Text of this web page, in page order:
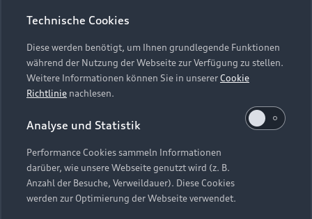
Online-Terminvereinbarung
Servicekontakt
Vertrag widerrufen
Investor Relations
Presse & Media Center
Datenschutz
Audi erleben
Newsletter
Impressum Rechtliches
Hinweisgebersystem
Datenschutzinformation
Cookie-Einstellungen
Cookie-Richtlinie
Barrierefreiheit
Hinweis: Die aktuelle Darstellung und Anordnung der
Embleme am Fahrzeug bei allen Abbildungen auf dieser
Webseite kann abweichen.
Technische Cookies
Diese werden benötigt, um Ihnen grundlegende Funktionen
während der Nutzung der Webseite zur Verfügung zu stellen.
Weitere Informationen können Sie in unsererCookie
Richtlinie nachlesen.
Analyse und Statistik
Performance Cookies sammeln Informationen
darüber, wie unsere Webseite genutzt wird (z. B.
Anzahl der Besuche, Verweildauer). Diese Cookies
werden zur Optimierung der Webseite verwendet.